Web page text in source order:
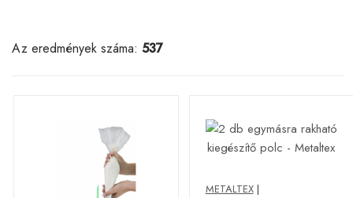
Az eredmények száma: 537
METALTEX|